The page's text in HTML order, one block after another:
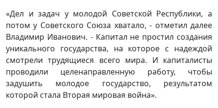
«Дел и задач у молодой Советской Республики, а
потом у Советского Союза хватало, - отметил далее
Владимир Иванович. - Капитал не простил создания
уникального государства, на которое с надеждой
смотрели трудящиеся всего мира. И капиталисты
проводили целенаправленную работу, чтобы
задушить молодое государство, результатом
которой стала Вторая мировая война».